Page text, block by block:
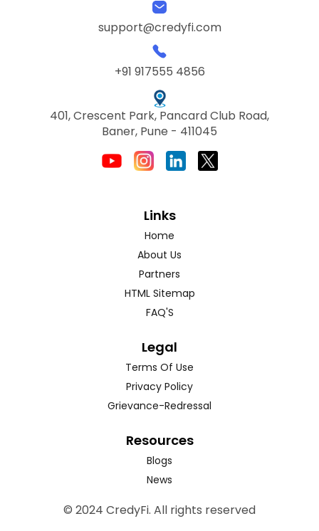
support@credyfi.com
+91 917555 4856
401, Crescent Park, Pancard Club Road,
Baner, Pune - 411045
Links
Home
About Us
Partners
HTML Sitemap
FAQ'S
Legal
Terms Of Use
Privacy Policy
Grievance-Redressal
Resources
Blogs
News
© 2024 CredyFi. All rights reserved